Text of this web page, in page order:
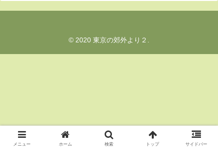
© 2020 東京の郊外より２.
メニュー ホーム 検索 トップ サイドバー